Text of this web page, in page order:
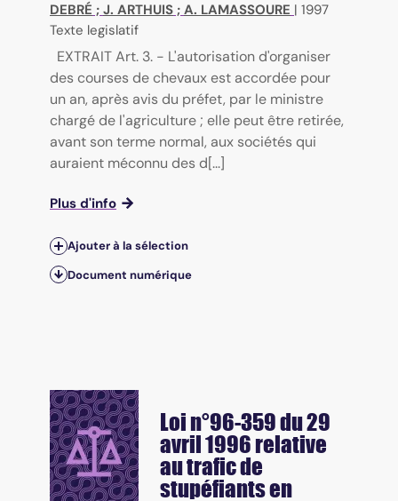
DEBRÉ ; J. ARTHUIS ; A. LAMASSOURE | 1997
Texte legislatif
EXTRAIT Art. 3. - L'autorisation d'organiser
des courses de chevaux est accordée pour
un an, après avis du préfet, par le ministre
chargé de l'agriculture ; elle peut être retirée,
avant son terme normal, aux sociétés qui
auraient méconnu des d[...]
Plus d'info
Ajouter à la sélection
Document numérique
Loi n°96-359 du 29
avril 1996 relative
au trafic de
stupéfiants en